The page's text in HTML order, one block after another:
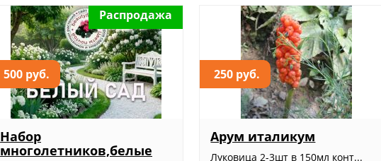
500 руб.
Распродажа
Набор
многолетников,белые
250 руб.
Арум италикум
Луковица 2-3шт в 150мл конт...